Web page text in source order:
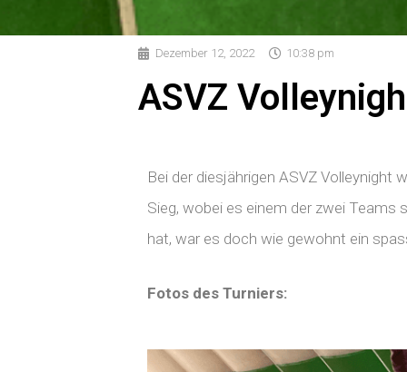
Dezember 12, 2022 10:38 pm
ASVZ
Bei der diesjährigen ASVZ
Sieg, wobei es einem der zwei Teams
hat, war es doch wie gewohnt ein
Fotos des Turniers: